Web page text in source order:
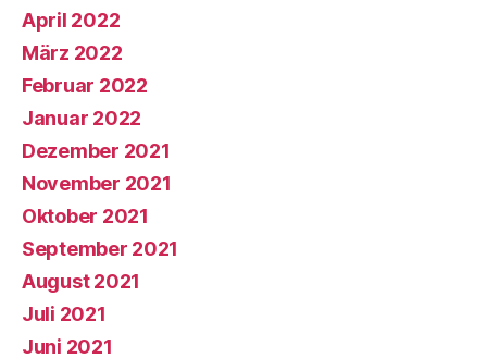
April 2022
März 2022
Februar 2022
Januar 2022
Dezember 2021
November 2021
Oktober 2021
September 2021
August 2021
Juli 2021
Juni 2021